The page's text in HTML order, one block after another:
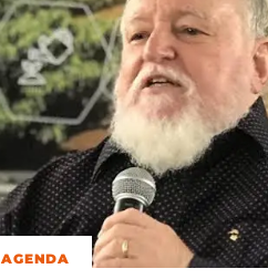
AGENDA